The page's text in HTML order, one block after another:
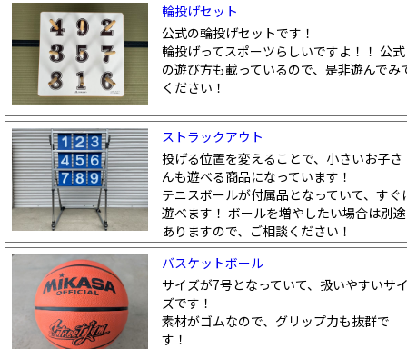
輪投げセット
公式の輪投げセットです！
輪投げってスポーツらしいですよ！！ 公式
の遊び方も載っているので、是非遊んでみ
ください！
ストラックアウト
投げる位置を変えることで、小さいお子さ
んも遊べる商品になっています！
テニスボールが付属品となっていて、すぐ
遊べます！ ボールを増やしたい場合は別途
ありますので、ご相談ください！
バスケットボール
サイズが7号となっていて、扱いやすいサ
ズです！
素材がゴムなので、グリップ力も抜群で
す！